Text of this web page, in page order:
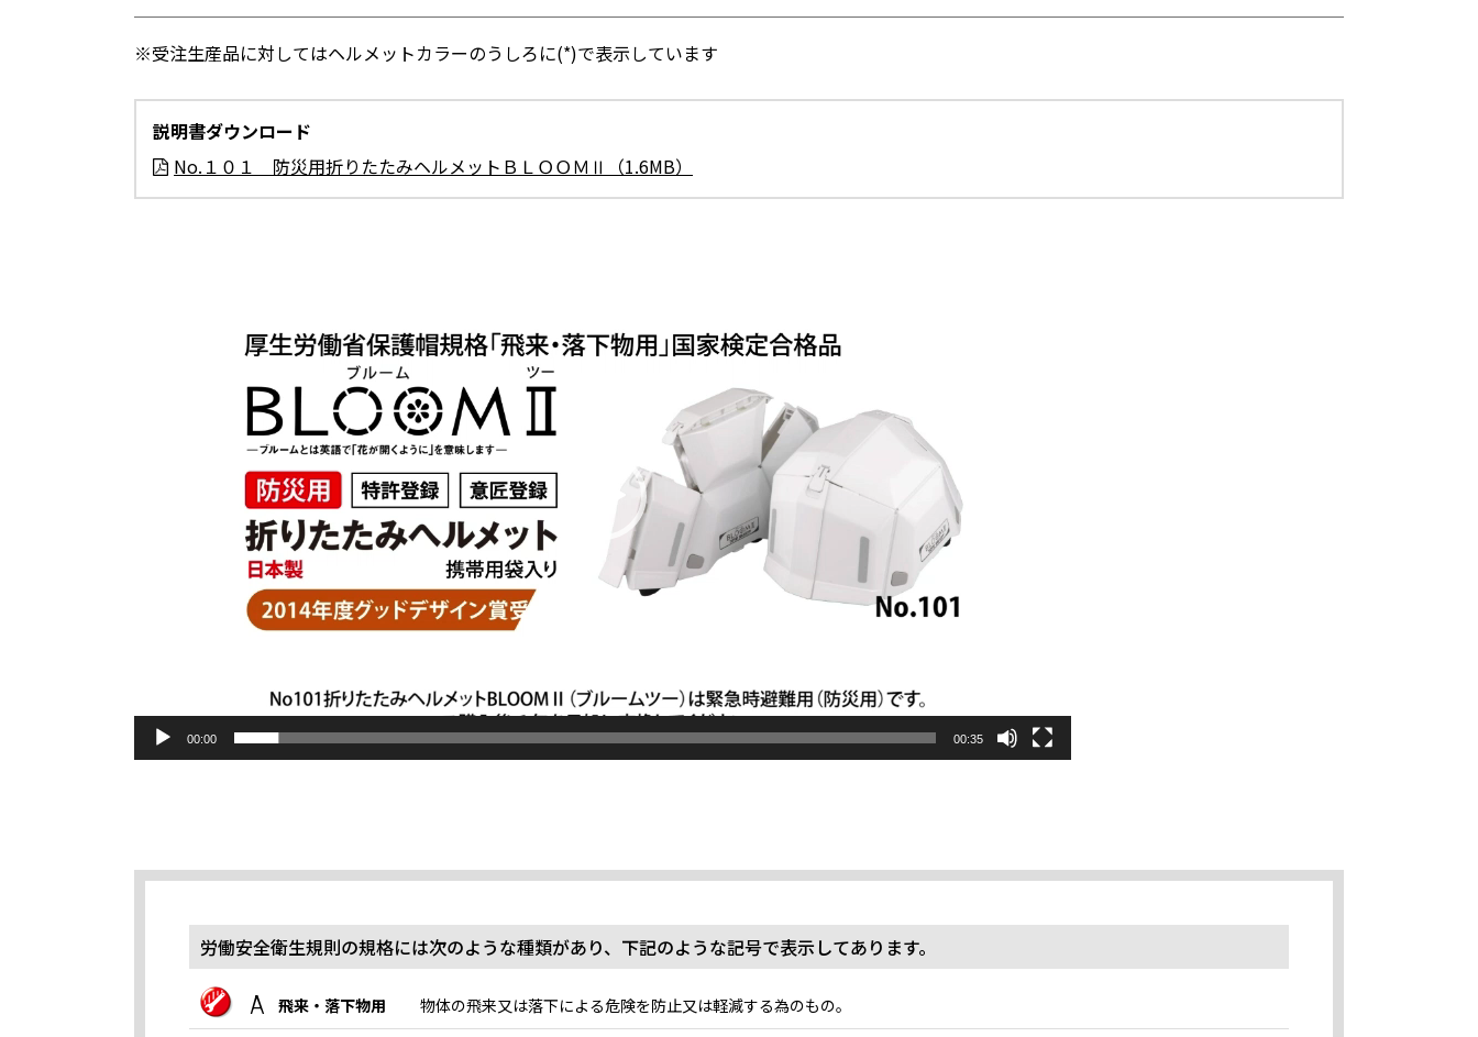
※受注生産品に対してはヘルメットカラーのうしろに(*)で表示しています
説明書ダウンロード
No.１０１ 防災用折りたたみヘルメットＢＬＯＯＭⅡ（1.6MB）
00:00 00:35
労働安全衛生規則の規格には次のような種類があり、下記のような記号で表示してあります。
A 飛来・落下物用 物体の飛来又は落下による危険を防止又は軽減する為のもの。